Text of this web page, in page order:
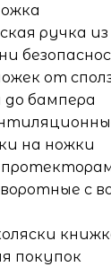
ручка
от
бампера
на ножки
с
покупок